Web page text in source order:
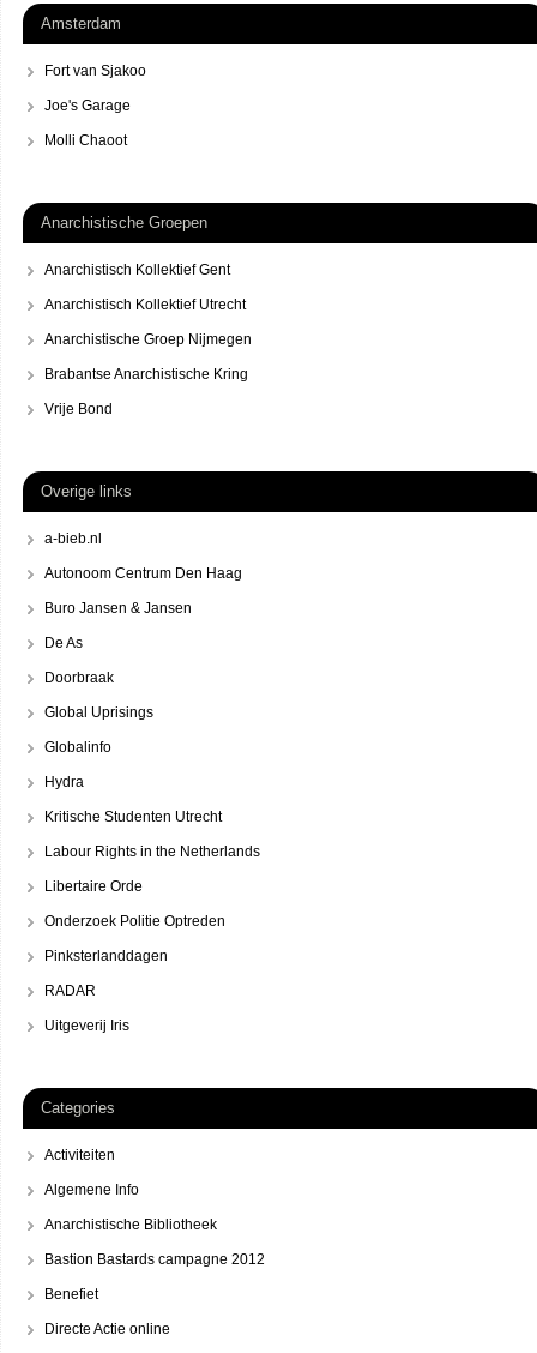
Amsterdam
Fort van Sjakoo
Joe's Garage
Molli Chaoot
Anarchistische Groepen
Anarchistisch Kollektief Gent
Anarchistisch Kollektief Utrecht
Anarchistische Groep Nijmegen
Brabantse Anarchistische Kring
Vrije Bond
Overige links
a-bieb.nl
Autonoom Centrum Den Haag
Buro Jansen & Jansen
De As
Doorbraak
Global Uprisings
Globalinfo
Hydra
Kritische Studenten Utrecht
Labour Rights in the Netherlands
Libertaire Orde
Onderzoek Politie Optreden
Pinksterlanddagen
RADAR
Uitgeverij Iris
Categories
Activiteiten
Algemene Info
Anarchistische Bibliotheek
Bastion Bastards campagne 2012
Benefiet
Directe Actie online